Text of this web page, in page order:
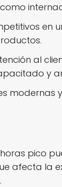
en
al
y
modernas y
pico
afecta la